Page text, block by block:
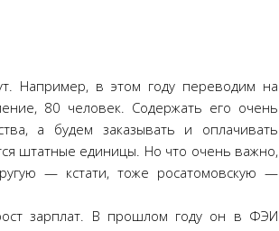
Например, в этом году переводим на
80 человек. Содержать его очень
а будем заказывать и оплачивать
штатные единицы. Но что очень важно,
— кстати, тоже росатомовскую —
зарплат. В прошлом году он в ФЭИ